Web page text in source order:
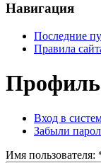
Навигация
Последние
Правила
Профиль
Вход в
Забыли
Имя пoльзовaтeля: